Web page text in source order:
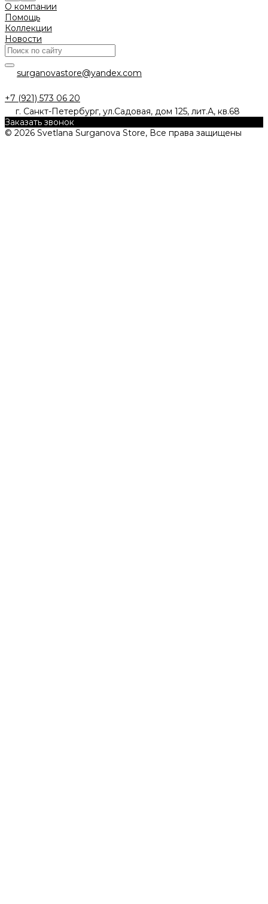
О компании
Помощь
Коллекции
Новости
surganovastore@yandex.com
+7 (921) 573 06 20
г. Санкт-Петербург, ул.Садовая, дом 125, лит.А, кв.68
Заказать звонок
© 2026 Svetlana Surganova Store, Все права защищены